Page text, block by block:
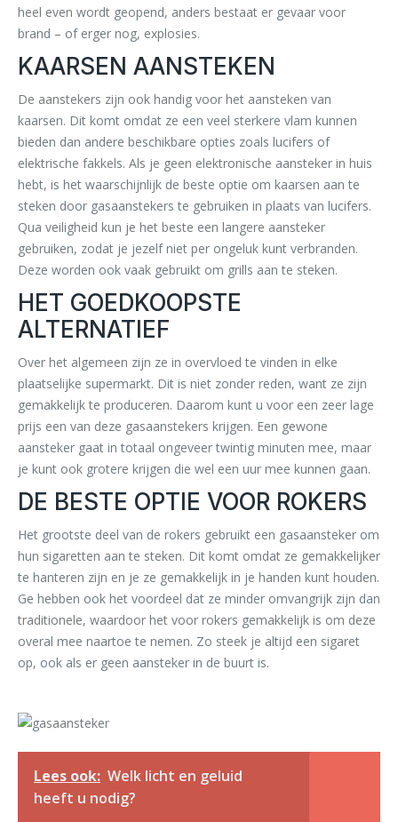
heel even wordt geopend, anders bestaat er gevaar voor
brand – of erger nog, explosies.
KAARSEN AANSTEKEN
De aanstekers zijn ook handig voor het aansteken van
kaarsen. Dit komt omdat ze een veel sterkere vlam kunnen
bieden dan andere beschikbare opties zoals lucifers of
elektrische fakkels. Als je geen elektronische aansteker in huis
hebt, is het waarschijnlijk de beste optie om kaarsen aan te
steken door gasaanstekers te gebruiken in plaats van lucifers.
Qua veiligheid kun je het beste een langere aansteker
gebruiken, zodat je jezelf niet per ongeluk kunt verbranden.
Deze worden ook vaak gebruikt om grills aan te steken.
HET GOEDKOOPSTE
ALTERNATIEF
Over het algemeen zijn ze in overvloed te vinden in elke
plaatselijke supermarkt. Dit is niet zonder reden, want ze zijn
gemakkelijk te produceren. Daarom kunt u voor een zeer lage
prijs een van deze gasaanstekers krijgen. Een gewone
aansteker gaat in totaal ongeveer twintig minuten mee, maar
je kunt ook grotere krijgen die wel een uur mee kunnen gaan.
DE BESTE OPTIE VOOR ROKERS
Het grootste deel van de rokers gebruikt een gasaansteker om
hun sigaretten aan te steken. Dit komt omdat ze gemakkelijker
te hanteren zijn en je ze gemakkelijk in je handen kunt houden.
Ge hebben ook het voordeel dat ze minder omvangrijk zijn dan
traditionele, waardoor het voor rokers gemakkelijk is om deze
overal mee naartoe te nemen. Zo steek je altijd een sigaret
op, ook als er geen aansteker in de buurt is.
Lees ook: Welk licht en geluid
heeft u nodig?